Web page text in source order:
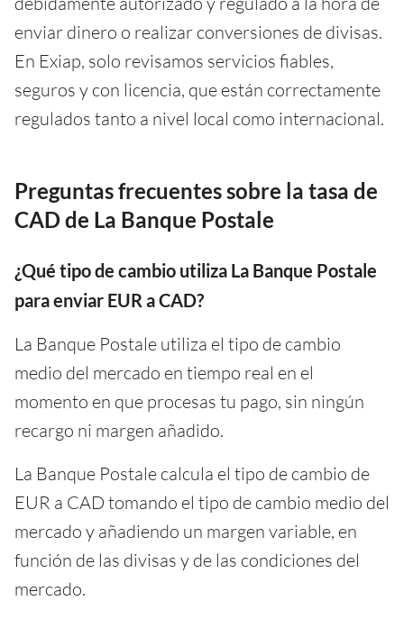
enviar dinero o realizar conversiones de divisas.
En Exiap, solo revisamos servicios fiables,
seguros y con licencia, que están correctamente
regulados tanto a nivel local como internacional.
Preguntas frecuentes sobre la tasa de
CAD de La Banque Postale
¿Qué tipo de cambio utiliza La Banque Postale
para enviar EUR a CAD?
La Banque Postale utiliza el tipo de cambio
medio del mercado en tiempo real en el
momento en que procesas tu pago, sin ningún
recargo ni margen añadido.
La Banque Postale calcula el tipo de cambio de
EUR a CAD tomando el tipo de cambio medio del
mercado y añadiendo un margen variable, en
función de las divisas y de las condiciones del
mercado.